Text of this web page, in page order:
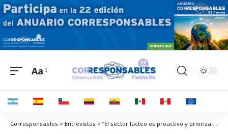
Aa
Corresponsables > Entrevistas > “El sector lácteo es proactivo y prioriza las necesidades de la población y del entorno”